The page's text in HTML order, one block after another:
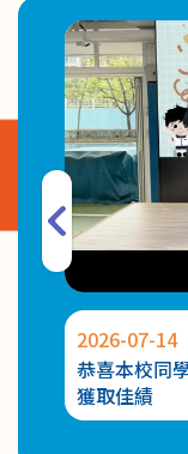
Roaming Mic
2026-06-02
有關2026-2027
2026-06-02
2025-2026年度
2026-06-01
Just Feel(感講)
2026-05-27
幼兒K-POP 舞
2026-07-14
恭喜本校同
獲取佳績